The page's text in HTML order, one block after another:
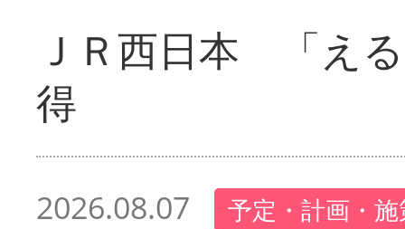
ＪＲ西日本 「え
得
2026.08.07 予定・計画・